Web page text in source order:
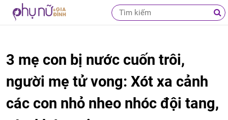
3 mẹ con bị nước cuốn trôi,
người mẹ tử vong: Xót xa cảnh
các con nhỏ nheo nhóc đội tang,